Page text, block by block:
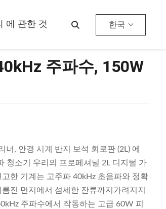
에 관한 것 한국
주파수, 150W
, 안경 시계 반지 보석 회로판 (2L) 에
청소기 우리의 프로페셔널 2L 디지털 가
한 기계는 고주파 40kHz 초음파와 정확
진 먼지에서 섬세한 잔류까지가려지지
주파수에서 작동하는 고급 60W 피